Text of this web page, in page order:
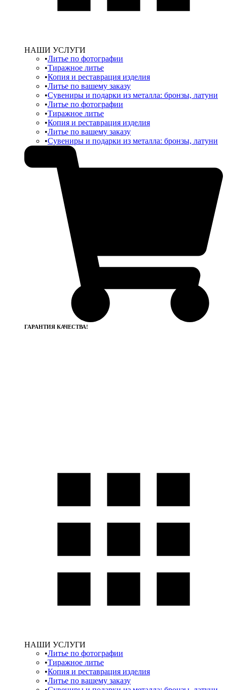
НАШИ УСЛУГИ
Литье по фотографии
Тиражное литье
Копия и реставрация изделия
Литье по вашему заказу
Сувениры и подарки из металла: бронзы, латуни
Литье по фотографии
Тиражное литье
Копия и реставрация изделия
Литье по вашему заказу
Сувениры и подарки из металла: бронзы, латуни
ГАРАНТИЯ КАЧЕСТВА!
НАШИ УСЛУГИ
Литье по фотографии
Тиражное литье
Копия и реставрация изделия
Литье по вашему заказу